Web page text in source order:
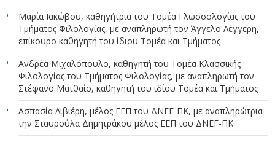
Μαρία Ιακώβου, καθηγήτρια του Τομέα Γλωσσολογίας του
Τμήματος Φιλολογίας, με αναπληρωτή τον Άγγελο Λέγγερη,
επίκουρο καθηγητή του ίδιου Τομέα και Τμήματος
Ανδρέα Μιχαλόπουλο, καθηγητή του Τομέα Κλασσικής
Φιλολογίας του Τμήματος Φιλολογίας, με αναπληρωτή τον
Στέφανο Ματθαίο, καθηγητή του ιδίου Τομέα και Τμήματος
Ασπασία Λιβιέρη, μέλος ΕΕΠ του ΔΝΕΓ-ΠΚ, με αναπληρώτρια
την Σταυρούλα Δημητράκου μέλος ΕΕΠ του ΔΝΕΓ-ΠΚ